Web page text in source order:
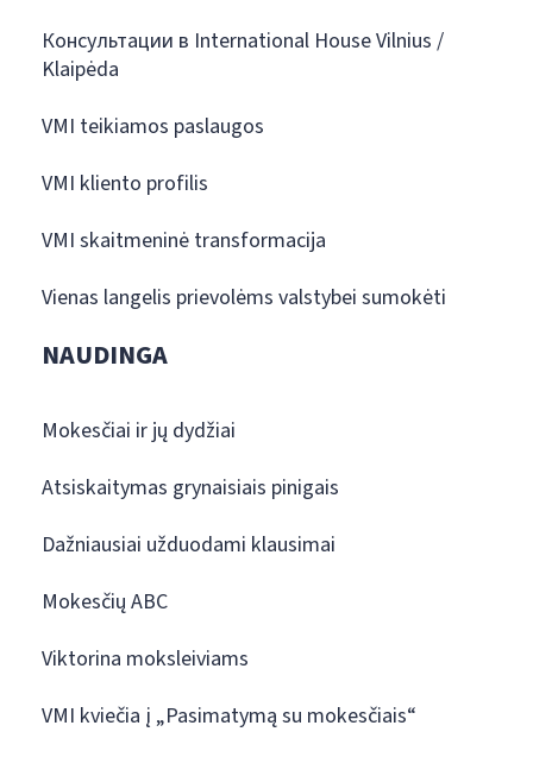
Консультации в International House Vilnius /
Klaipėda
VMI teikiamos paslaugos
VMI kliento profilis
VMI skaitmeninė transformacija
Vienas langelis prievolėms valstybei sumokėti
NAUDINGA
Mokesčiai ir jų dydžiai
Atsiskaitymas grynaisiais pinigais
Dažniausiai užduodami klausimai
Mokesčių ABC
Viktorina moksleiviams
VMI kviečia į „Pasimatymą su mokesčiais“